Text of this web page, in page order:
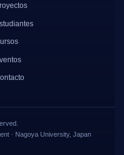
· Nagoya University, Japan